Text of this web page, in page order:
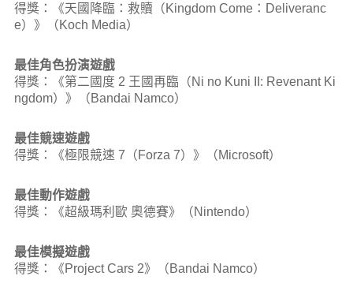
得獎：《天國降臨：救贖（Kingdom Come：Deliveranc
e）》（Koch Media）
最佳角色扮演遊戲
得獎：《第二國度 2 王國再臨（Ni no Kuni II: Revenant Ki
ngdom）》（Bandai Namco）
最佳競速遊戲
得獎：《極限競速 7（Forza 7）》（Microsoft）
最佳動作遊戲
得獎：《超級瑪利歐 奧德賽》（Nintendo）
最佳模擬遊戲
得獎：《Project Cars 2》（Bandai Namco）